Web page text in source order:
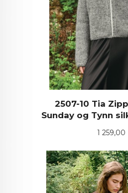
2507-10 Tia
Sunday og Tynn
Pris
1 259,00